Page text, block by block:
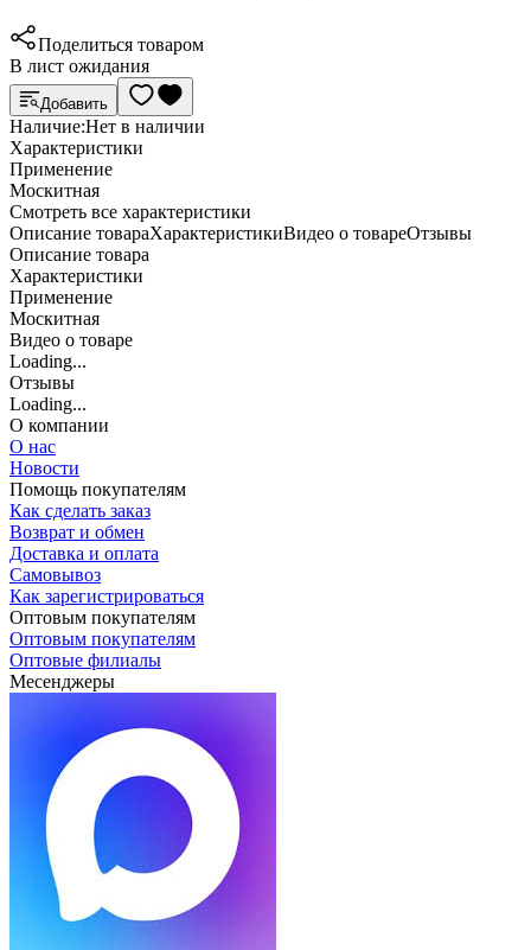
Поделиться товаром
В лист ожидания
Добавить
Наличие:Нет в наличии
Характеристики
Применение
Москитная
Cмотреть все характеристики
Описание товараХарактеристикиВидео о товареОтзывы
Описание товара
Характеристики
Применение
Москитная
Видео о товаре
Loading...
Отзывы
Loading...
О компании
О нас
Новости
Помощь покупателям
Как сделать заказ
Возврат и обмен
Доставка и оплата
Самовывоз
Как зарегистрироваться
Оптовым покупателям
Оптовым покупателям
Оптовые филиалы
Месенджеры